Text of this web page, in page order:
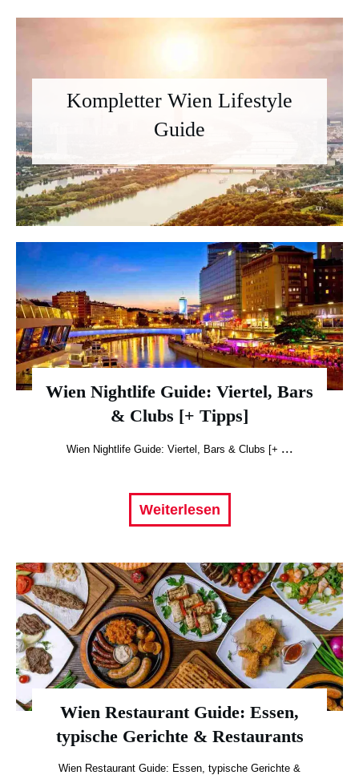
Kompletter Wien Lifestyle
Guide
Wien Nightlife Guide: Viertel, Bars
& Clubs [+ Tipps]
Wien Nightlife Guide: Viertel, Bars & Clubs [+ ...
Weiterlesen
Wien Restaurant Guide: Essen,
typische Gerichte & Restaurants
Wien Restaurant Guide: Essen, typische Gerichte &